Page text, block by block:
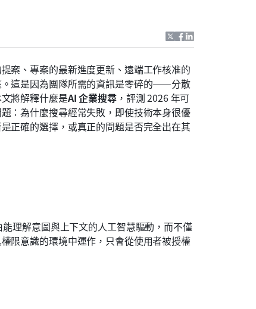
案、專案的最新進度更新、遠端工作核准的
這是因為團隊所需的資訊是零碎的——分散
將解釋什麼是AI 企業搜尋，評測 2026 年可
：為什麼搜尋經常失敗，即使技術本身很優
正確的選擇，或真正的問題是否完全出在其
理解意圖與上下文的人工智慧驅動，而不僅
限意識的環境中運作，只會從使用者被授權